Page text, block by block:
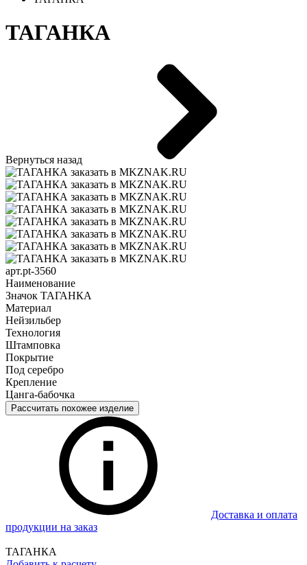
ТАГАНКА
Вернуться назад
арт.pt-3560
Наименование
Значок ТАГАНКА
Материал
Нейзильбер
Технология
Штамповка
Покрытие
Под серебро
Крепление
Цанга-бабочка
Рассчитать похожее изделие
Доставка и оплата
продукции на заказ
ТАГАНКА